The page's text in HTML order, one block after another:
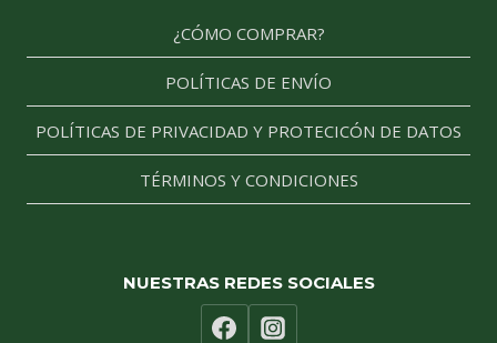
¿CÓMO COMPRAR?
POLÍTICAS DE ENVÍO
POLÍTICAS DE PRIVACIDAD Y PROTECICÓN DE DATOS
TÉRMINOS Y CONDICIONES
NUESTRAS REDES SOCIALES